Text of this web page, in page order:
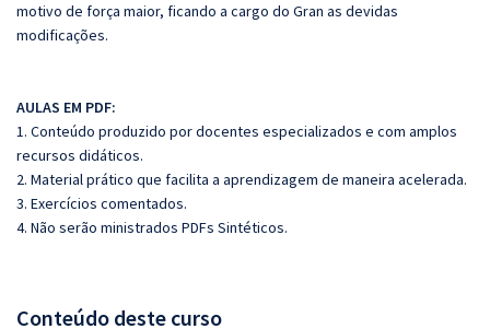
motivo de força maior, ficando a cargo do Gran as devidas
modificações.
AULAS EM PDF:
1. Conteúdo produzido por docentes especializados e com amplos
recursos didáticos.
2. Material prático que facilita a aprendizagem de maneira acelerada.
3. Exercícios comentados.
4. Não serão ministrados PDFs Sintéticos.
Conteúdo deste curso